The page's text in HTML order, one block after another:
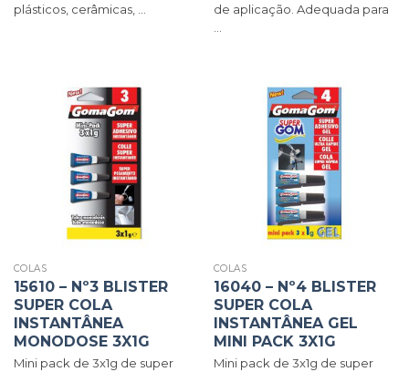
plásticos, cerâmicas, ...
de aplicação. Adequada para
COLAS
15610 – Nº3 BLISTER
SUPER COLA
INSTANTÂNEA
MONODOSE 3X1G
Mini pack de 3x1g de super
COLAS
16040 – Nº4 BLISTER
SUPER COLA
INSTANTÂNEA GEL
MINI PACK 3X1G
Mini pack de 3x1g de super